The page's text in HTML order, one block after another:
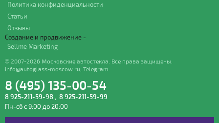
Политика конфиденциальности
Статьи
Отзывы
Создание и продвижение -
Sellme Marketing
© 2007-2026 Московские автостекла. Все права защищены.
info@autoglass-moscow.ru Telegram
8 (495) 135-00-54
8 925-211-59-98 , 8 925-211-59-99
Пн-сб с 9:00 до 20:00